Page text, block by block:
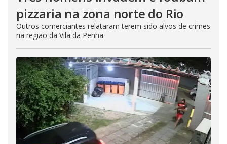
pizzaria na zona norte do Rio
Outros comerciantes relataram terem sido alvos de crimes
na região da Vila da Penha